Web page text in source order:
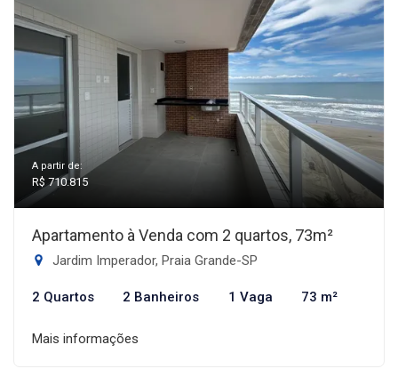
A partir de:
R$ 710.815
Apartamento à Venda com 2 quartos, 73m²
Jardim Imperador, Praia Grande-SP
2 Quartos 2 Banheiros 1 Vaga 73 m²
Mais informações